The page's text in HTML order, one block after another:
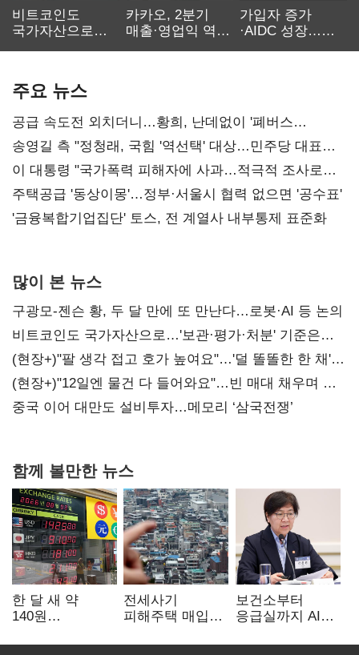
비트코인도
국가자산으로…'
카카오, 2분기
매출·영업익 역대
가입자 증가
·AIDC 성장…
주요 뉴스
공급 속도전 외치더니…황희, 난데없이 '폐버스
리모델링' 제안
송영길 측 "정청래, 국힘 '역선택' 대상…민주당 대표로
총선 지휘 못해"
이 대통령 "국가폭력 피해자에 사과…적극적 조사로
진실 밝혀야"
주택공급 '동상이몽'…정부·서울시 협력 없으면 '공수표'
'금융복합기업집단' 토스, 전 계열사 내부통제 표준화
많이 본 뉴스
구광모-젠슨 황, 두 달 만에 또 만난다…로봇·AI 등 논의
비트코인도 국가자산으로…'보관·평가·처분' 기준은
숙제
(현장+)"팔 생각 접고 호가 높여요"…'덜 똘똘한 한 채'
20억 키맞추기
(현장+)"12일엔 물건 다 들어와요"…빈 매대 채우며 문
연 홈플러스
중국 이어 대만도 설비투자…메모리 ‘삼국전쟁’
함께 볼만한 뉴스
한 달 새 약
140원
엔저'에 원화
전세사기
피해주택 매입
누적 피해자
보건소부터
응급실까지 AI
혁신 본격화